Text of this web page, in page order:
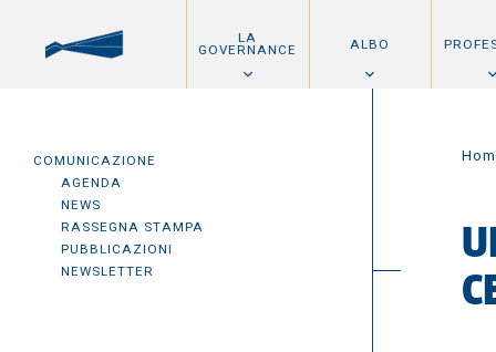
LA
GOVERNANCE ALBO
COMUNICAZIONE
AGENDA
NEWS
RASSEGNA STAMPA
PUBBLICAZIONI
NEWSLETTER